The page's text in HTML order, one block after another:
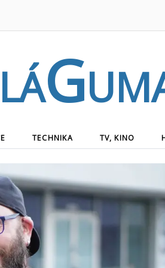
TECHNIKA TV, KINO